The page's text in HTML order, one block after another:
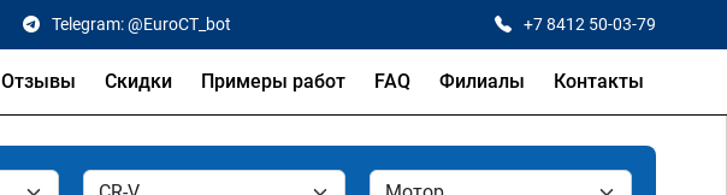
Telegram: @EuroCT_bot +7 8412 50-03-79
Отзывы Скидки Примеры работ FAQ Филиалы Контакты